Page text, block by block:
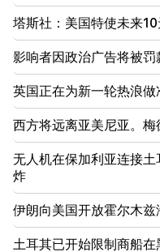
17:00
亚美尼亚使徒圣教会对
16:34
达什塔万战斗的新细节
16:00
明天，埃里温和马泽斯
没有灯光
塔斯社：美国特使未来
影响者因政治广告将被
英国正在为新一轮热浪
西方将远离亚美尼亚。
无人机在保加利亚连接
炸
伊朗向美国开放霍尔木
土耳其已开始限制商船在